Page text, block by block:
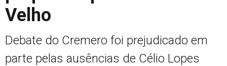
Velho
Debate do Cremero foi prejudicado em
parte pelas ausências de Célio Lopes